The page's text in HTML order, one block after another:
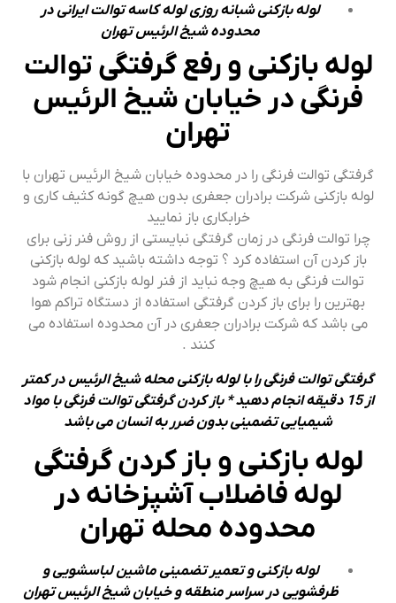
لوله بازکنی شبانه روزی لوله کاسه توالت ایرانی در
محدوده شیخ الرئیس تهران
لوله بازکنی و رفع گرفتگی توالت
فرنگی در خیابان شیخ الرئیس
تهران
گرفتگی توالت فرنگی را در محدوده خیابان شیخ الرئیس تهران با
لوله بازکنی شرکت برادران جعفری بدون هیچ گونه کثیف کاری و
خرابکاری باز نمایید
چرا توالت فرنگی در زمان گرفتگی نبایستی از روش فنر زنی برای
باز کردن آن استفاده کرد ؟ توجه داشته باشید که لوله بازکنی
توالت فرنگی به هیچ وجه نباید از فنر لوله بازکنی انجام شود
بهترین را برای باز کردن گرفتگی استفاده از دستگاه تراکم هوا
می باشد که شرکت برادران جعفری در آن محدوده استفاده می
کنند .
گرفتگی توالت فرنگی را با لوله بازکنی محله شیخ الرئیس در کمتر
از 15 دقیقه انجام دهید * باز کردن گرفتگی توالت فرنگی با مواد
شیمیایی تضمینی بدون ضرر به انسان می باشد
لوله بازکنی و باز کردن گرفتگی
لوله فاضلاب آشپزخانه در
محدوده محله تهران
لوله بازکنی و تعمیر تضمینی ماشین لباسشویی و
ظرفشویی در سراسر منطقه و خیابان شیخ الرئیس تهران